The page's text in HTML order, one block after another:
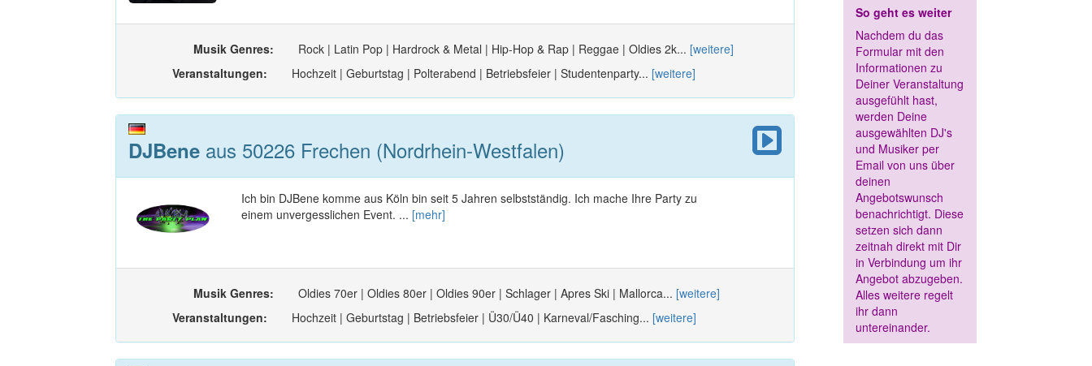
Musik Genres: Rock | Latin Pop | Hardrock & Metal | Hip-Hop & Rap | Reggae | Oldies 2k... [weitere]
Veranstaltungen:
Hochzeit | Geburtstag | Polterabend | Betriebsfeier | Studentenparty... [weitere]
DJBene aus 50226 Frechen (Nordrhein-Westfalen)
Ich bin DJBene komme aus Köln bin seit 5 Jahren selbstständig. Ich mache Ihre Party zu
einem unvergesslichen Event. ... [mehr]
Musik Genres: Oldies 70er | Oldies 80er | Oldies 90er | Schlager | Apres Ski | Mallorca... [weitere]
Veranstaltungen:
Hochzeit | Geburtstag | Betriebsfeier | Ü30/Ü40 | Karneval/Fasching... [weitere]
So geht es weiter
Nachdem du das
Formular mit den
Informationen zu
Deiner Veranstaltung
ausgefühlt hast,
werden Deine
ausgewählten DJ's
und Musiker per
Email von uns über
deinen
Angebotswunsch
benachrichtigt. Diese
setzen sich dann
zeitnah direkt mit Dir
in Verbindung um ihr
Angebot abzugeben.
Alles weitere regelt
ihr dann
untereinander.